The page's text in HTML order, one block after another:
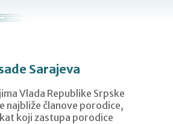
Sarajeva
Vlada Republike Srpske
najbliže članove porodice,
koji zastupa porodice